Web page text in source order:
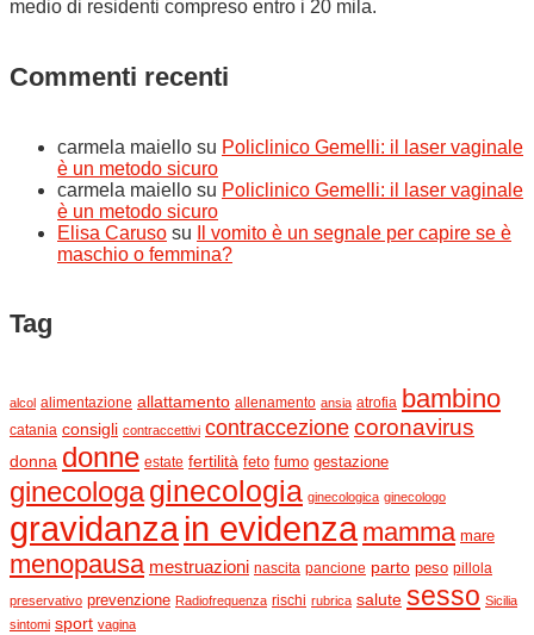
medio di residenti compreso entro i 20 mila.
Commenti recenti
carmela maiello su Policlinico Gemelli: il laser vaginale
è un metodo sicuro
carmela maiello su Policlinico Gemelli: il laser vaginale
è un metodo sicuro
Elisa Caruso su
Il vomito è un segnale per capire se è
maschio o femmina?
Tag
alcol alimentazione allattamento allenamento ansia atrofia bambino
catania consigli contraccettivi contraccezionecoronavirus
donna donne estate fertilità feto fumo gestazione
ginecologaginecologia ginecologica ginecologo
gravidanzain evidenza mamma mare
menopausa mestruazioni nascita pancione parto peso pillola
preservativo prevenzione Radiofrequenza rischi rubrica salute sesso Sicilia
sintomi sport vagina